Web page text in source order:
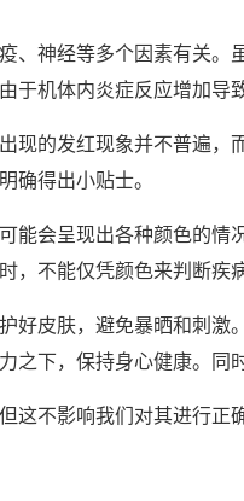
神经等多个因素有关。
于机体内炎症反应增加导
的发红现象并不普遍，
确得出小贴士。
会呈现出各种颜色的情
，不能仅凭颜色来判断疾
皮肤，避免暴晒和刺激
之下，保持身心健康。
不影响我们对其进行正